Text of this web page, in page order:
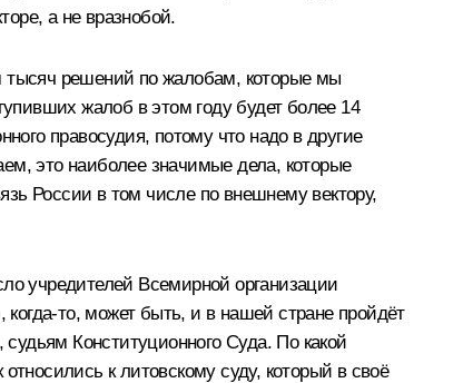
а не вразнобой.
тысяч решений по жалобам, которые мы
жалоб в этом году будет более 14
правосудия, потому что надо в другие
это наиболее значимые дела, которые
России в том числе по внешнему вектору,
учредителей Всемирной организации
то, может быть, и в нашей стране пройдёт
Конституционного Суда. По какой
к литовскому суду, который в своё